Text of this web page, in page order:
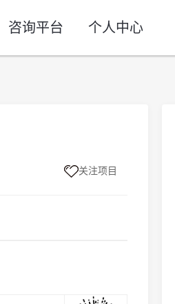
咨询平台 个人中心
关注项目